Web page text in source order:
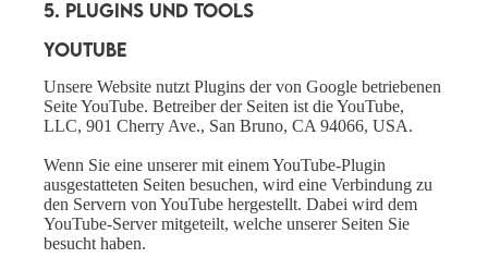
5. Plugins und Tools
YouTube
Unsere Website nutzt Plugins der von Google betriebenen
Seite YouTube. Betreiber der Seiten ist die YouTube,
LLC, 901 Cherry Ave., San Bruno, CA 94066, USA.
Wenn Sie eine unserer mit einem YouTube-Plugin
ausgestatteten Seiten besuchen, wird eine Verbindung zu
den Servern von YouTube hergestellt. Dabei wird dem
YouTube-Server mitgeteilt, welche unserer Seiten Sie
besucht haben.